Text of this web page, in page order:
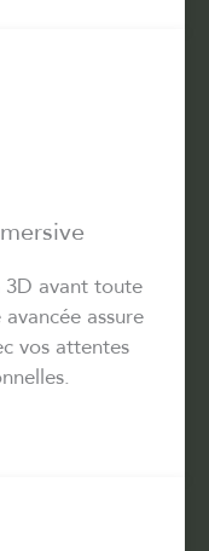
avant toute
assure
vos attentes